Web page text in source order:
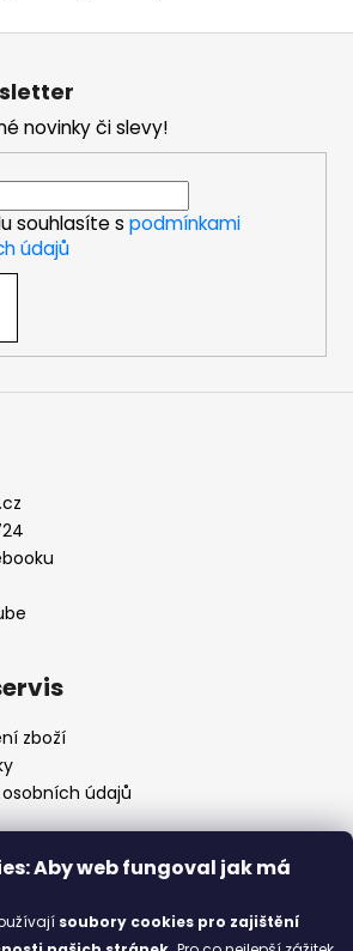
Aby web fungoval jak má
soubory cookies pro zajištění
novinky či slevy!
souhlasíte s podmínkami
údajů
zboží
údajů